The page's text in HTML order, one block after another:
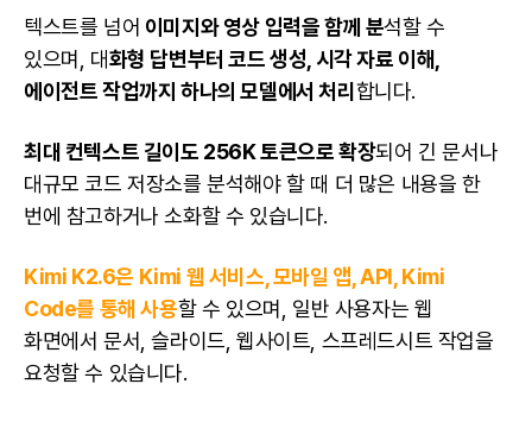
텍스트를 넘어 이미지와 영상 입력을 함께 분석할 수
있으며, 대화형 답변부터 코드 생성, 시각 자료 이해,
에이전트 작업까지 하나의 모델에서 처리 합니다.
최대 컨텍스트 길이도 256K 토큰으로 확장되어 긴 문서나
대규모 코드 저장소를 분석해야 할 때 더 많은 내용을 한
번에 참고하거나 소화할 수 있습니다.
Kimi K2.6은 Kimi 웹 서비스, 모바일 앱, API, Kimi
Code를 통해 사용할 수 있으며, 일반 사용자는 웹
화면에서 문서, 슬라이드, 웹사이트, 스프레드시트 작업을
요청할 수 있습니다.